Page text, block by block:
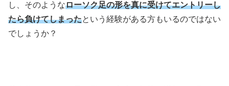
し、そのようなローソク足の形を真に受けてエントリーし
たら負けてしまったという経験がある方もいるのではない
でしょうか？